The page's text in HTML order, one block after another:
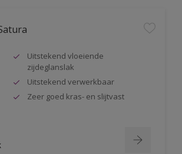
Uitstekend vloeiende
zijdeglanslak
Uitstekend verwerkbaar
Zeer goed kras- en slijtvast